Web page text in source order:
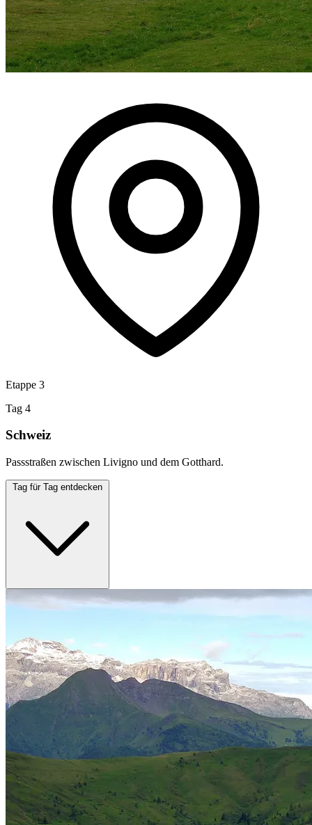
Etappe 3
Tag 4
Schweiz
Passstraßen zwischen Livigno und dem Gotthard.
Tag für Tag entdecken